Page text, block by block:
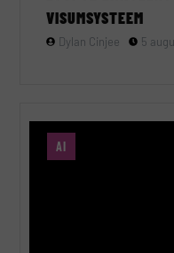
VISUMSYSTEEM
Dylan Cinjee 5
AI